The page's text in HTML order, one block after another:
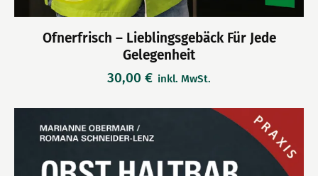
Ofnerfrisch – Lieblingsgebäck Für Jede
Gelegenheit
30,00 € inkl. MwSt.